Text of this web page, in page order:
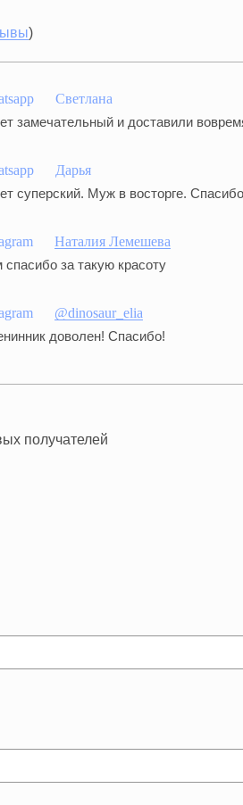
)
Светлана
замечательный и доставили
Дарья
суперский. Муж в восторге.
Наталия Лемешева
спасибо за такую красоту
@dinosaur_elia
доволен! Спасибо!
получателей